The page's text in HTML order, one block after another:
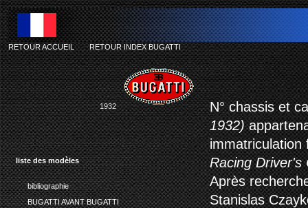
liste des modèles
bibliographie
BUGATTI AVANT BUGATTI
RETOUR ACCUEIL-RETOUR INDEX BUGATTI
1932
N° chassis et
1932)
immatriculation
Racing Driver's
Après
Stanislas